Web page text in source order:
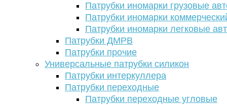
Патрубки иномарки грузовые
Патрубки иномарки
Патрубки иномарки легковые
Патрубки ДМРВ
Патрубки прочие
Универсальные патрубки силикон
Патрубки интеркуллера
Патрубки переходные
Патрубки переходные угловые